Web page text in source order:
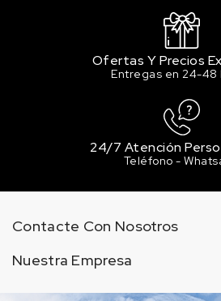
Ofertas Y Precios
Entregas en 24-48
24/7 Atención
Teléfono -
Contacte Con Nosotros
Nuestra Empresa